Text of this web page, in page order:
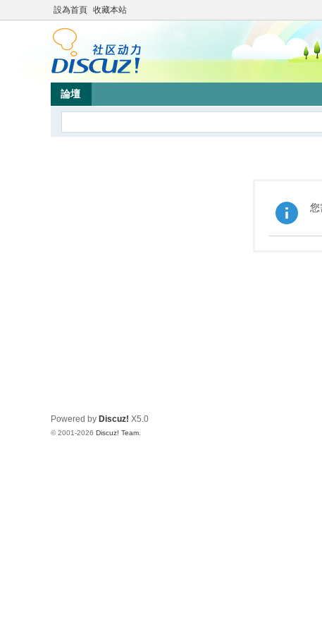
設為首頁 收藏本站
論壇
您
Powered by Discuz! X5.0
© 2001-2026 Discuz! Team